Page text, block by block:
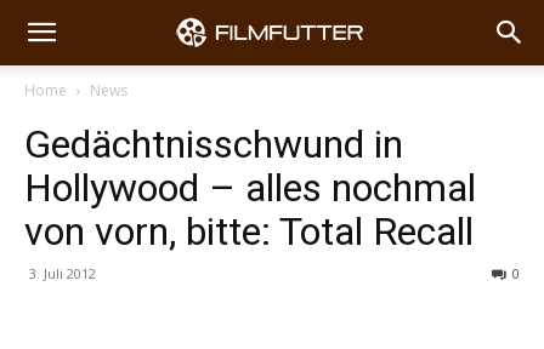
Home News
Gedächtnisschwund in
Hollywood – alles nochmal
von vorn, bitte: Total Recall
3. Juli 2012 0